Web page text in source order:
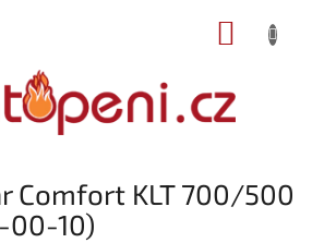
Comfort KLT 700/500
00-10)